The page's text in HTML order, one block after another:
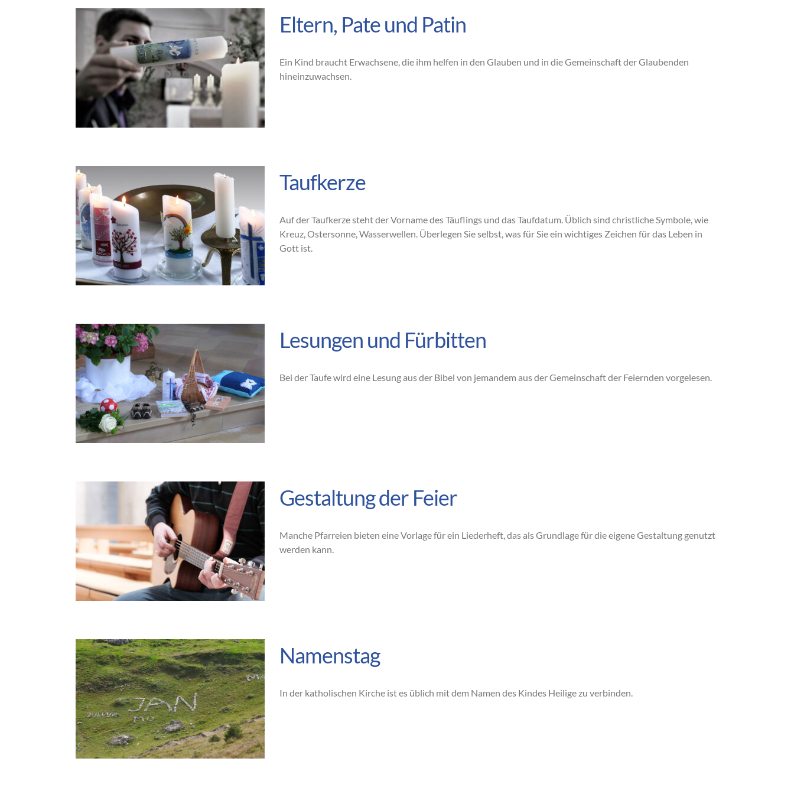
Eltern, Pate und Patin
Ein Kind braucht Erwachsene, die ihm helfen in den Glauben und in die Gemeinschaft der Glaubenden
hineinzuwachsen.
Taufkerze
Auf der Taufkerze steht der Vorname des Täuflings und das Taufdatum. Üblich sind christliche Symbole, wie
Kreuz, Ostersonne, Wasserwellen. Überlegen Sie selbst, was für Sie ein wichtiges Zeichen für das Leben in
Gott ist.
Lesungen und Fürbitten
Bei der Taufe wird eine Lesung aus der Bibel von jemandem aus der Gemeinschaft der Feiernden vorgelesen.
Gestaltung der Feier
Manche Pfarreien bieten eine Vorlage für ein Liederheft, das als Grundlage für die eigene Gestaltung genutzt
werden kann.
Namenstag
In der katholischen Kirche ist es üblich mit dem Namen des Kindes Heilige zu verbinden.